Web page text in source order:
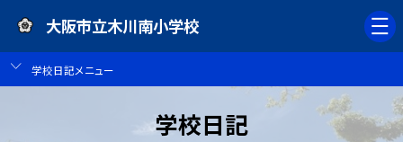
大阪市立木川南小学校
学校日記メニュー
学校日記